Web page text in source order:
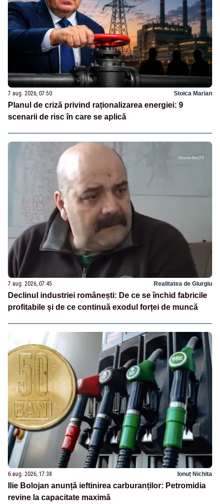
7 aug. 2026, 07:50 Stoica Marian
Planul de criză privind raționalizarea energiei: 9
scenarii de risc în care se aplică
7 aug. 2026, 07:45 Realitatea de Giurgiu
Declinul industriei românești: De ce se închid fabricile
profitabile și de ce continuă exodul forței de muncă
6 aug. 2026, 17:38 Ionuț Nichita
Ilie Bolojan anunță ieftinirea carburanților: Petromidia
revine la capacitate maximă